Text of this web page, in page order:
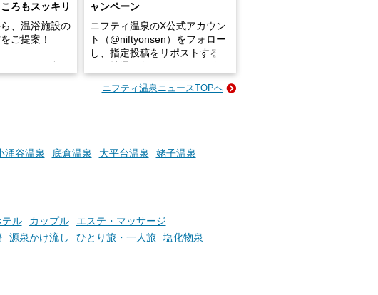
ろもスッキリ
、温浴施設の
ご提案！
ど気軽に楽し
とのう”おふろ
別に。
ャンペーン
ニフティ温泉のX公式アカウン
ト（@niftyonsen）をフォロー
し、指定投稿をリポストする
GIFT500円分をプレゼントい
ニフティ温泉ニュースTOPへ
涌谷温泉 底倉温泉 大平台温泉
姥子温泉
テル カップル
エステ・マッサージ
源泉かけ流し ひとり旅・一人旅
塩化物泉